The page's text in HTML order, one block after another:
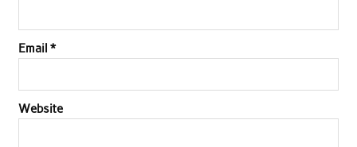
Email *
Website